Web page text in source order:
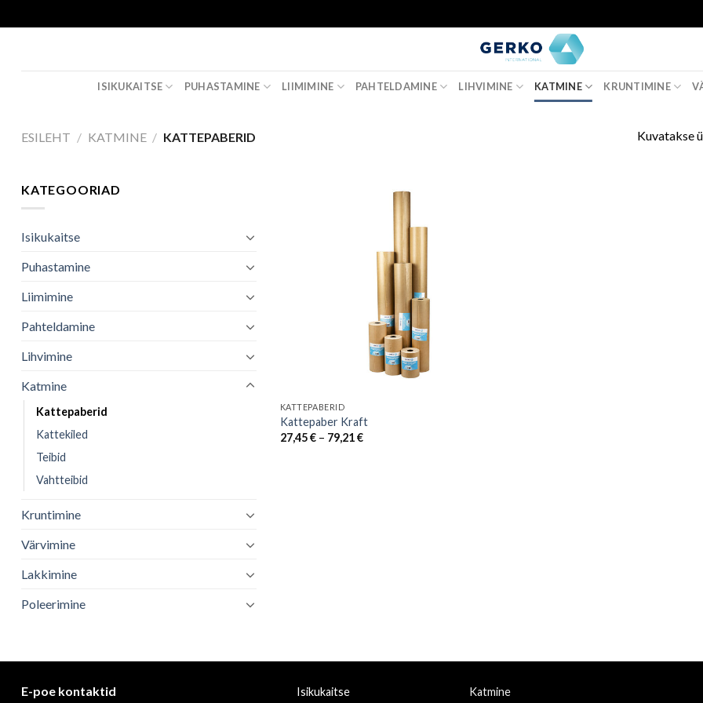
to
ISIKUKAITSE PUHASTAMINE LIIMIMINE PAHTELDAMINE LIHVIMINE KATMINE KRUNTIMINE
ESILEHT / KATMINE / KATTEPABERID Kuvatakse
KATEGOORIAD
Isikukaitse
Puhastamine
Liimimine
Pahteldamine
Lihvimine
Katmine
Kattepaberid
Kattekiled
Teibid
Vahtteibid
Kruntimine
Värvimine
Lakkimine
Poleerimine
KATTEPABERID
Kattepaber Kraft
27,45€ – 79,21€Price
E-poe kontaktid Isikukaitse Katmine